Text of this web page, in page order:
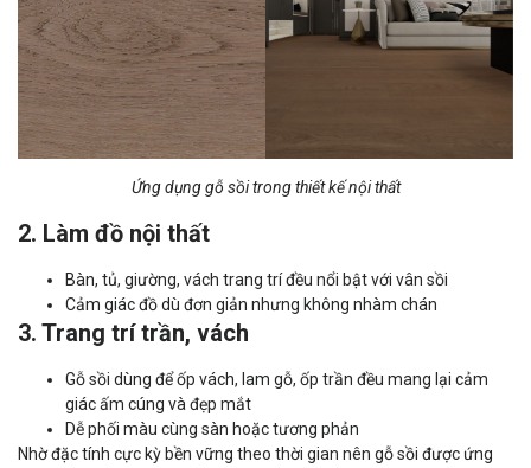
Ứng dụng gỗ sồi trong thiết kế nội thất
2. Làm đồ nội thất
Bàn, tủ, giường, vách trang trí đều nổi bật với vân sồi
Cảm giác đồ dù đơn giản nhưng không nhàm chán
3. Trang trí trần, vách
Gỗ sồi dùng để ốp vách, lam gỗ, ốp trần đều mang lại cảm
giác ấm cúng và đẹp mắt
Dễ phối màu cùng sàn hoặc tương phản
Nhờ đặc tính cực kỳ bền vững theo thời gian nên gỗ sồi được ứng